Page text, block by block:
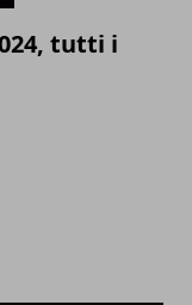
tutti i